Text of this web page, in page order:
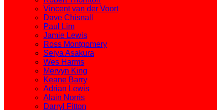
Vincent van der Voort
Dave Chisnall
Paul Lim
Jamie Lewis
Ross Montgomery
Seiya Asakura
Wes Harms
Mervyn King
Keane Barry
Adrian Lewis
Alain Norris
Darryl Fitton